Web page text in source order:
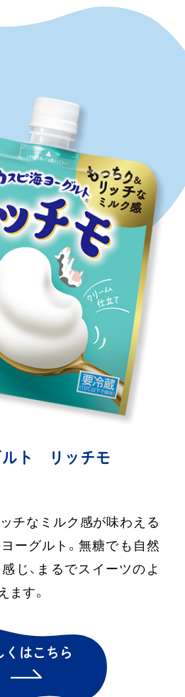
ルト
リッチモ
チなミルク感が味わえる
ーグルト。無糖でも自然
じ、まるでスイーツのよ
ます。
くはこちら